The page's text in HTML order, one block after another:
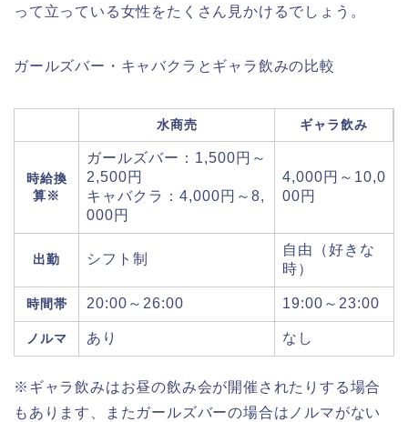
って立っている女性をたくさん見かけるでしょう。
ガールズバー・キャバクラとギャラ飲みの比較
水商売 ギャラ飲み
時給換
算※
ガールズバー：1,500円～
2,500円
キャバクラ：4,000円～8,
000円
4,000円～10,0
00円
出勤 シフト制
自由（好きな
時）
時間帯 20:00～26:00 19:00～23:00
ノルマ あり なし
※ギャラ飲みはお昼の飲み会が開催されたりする場合
もあります、またガールズバーの場合はノルマがない